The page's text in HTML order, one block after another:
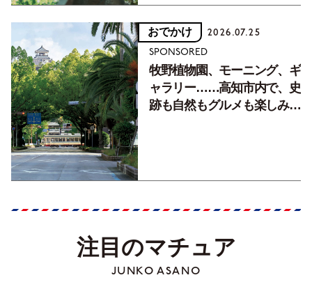
おでかけ 2026.07.25
SPONSORED
牧野植物園、モーニング、ギ
ャラリー……高知市内で、史
跡も自然もグルメも楽しみ尽
注目のマチュア
JUNKO ASANO